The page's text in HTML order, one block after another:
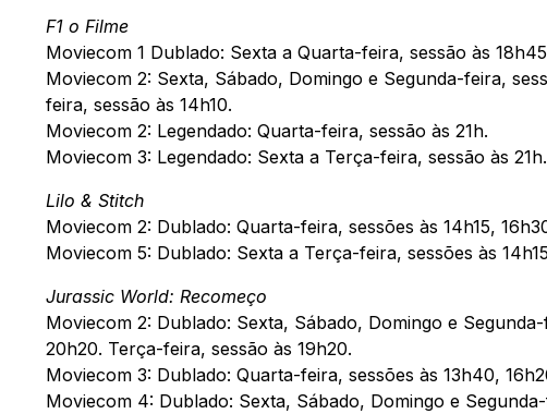
F1 o Filme
Moviecom 1 Dublado: Sexta a Quarta-feira, sessão às
Moviecom 2: Sexta, Sábado, Domingo e Segunda-feira,
feira, sessão às 14h10.
Moviecom 2: Legendado: Quarta-feira, sessão às 21h.
Moviecom 3: Legendado: Sexta a Terça-feira, sessão às 21h.
Lilo & Stitch
Moviecom 2: Dublado: Quarta-feira, sessões às 14h15,
Moviecom 5: Dublado: Sexta a Terça-feira, sessões às
Jurassic World: Recomeço
Moviecom 2: Dublado: Sexta, Sábado, Domingo e
20h20. Terça-feira, sessão às 19h20.
Moviecom 3: Dublado: Quarta-feira, sessões às 13h40,
Moviecom 4: Dublado: Sexta, Sábado, Domingo e